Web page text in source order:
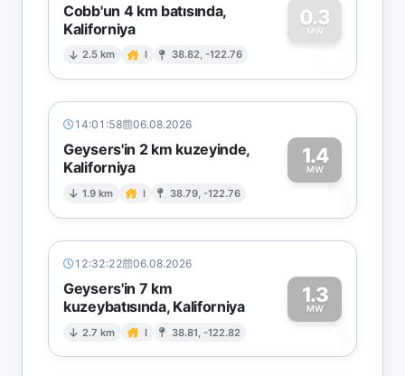
Cobb'un 4 km batısında,
Kaliforniya
2.5 km I 38.82, -122.76
0.3
MW
0
14:01:58 06.08.2026
Geysers'in 2 km kuzeyinde,
Kaliforniya
1.9 km I 38.79, -122.76
1.4
MW1
12:32:22 06.08.2026
Geysers'in 7 km
kuzeybatısında, Kaliforniya
2.7 km I 38.81, -122.82
1.3
MW1